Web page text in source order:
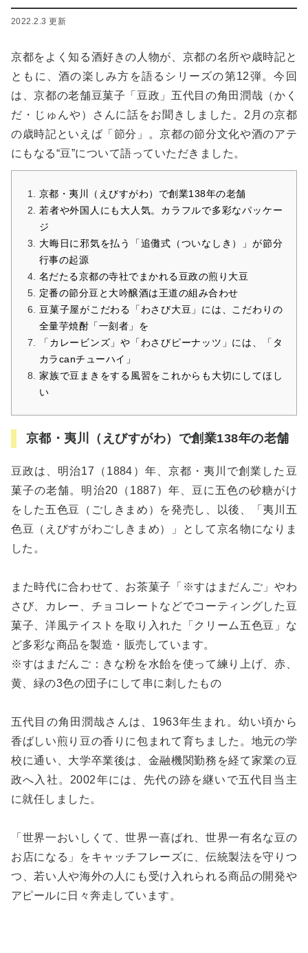
2022.2.3 更新
京都をよく知る酒好きの人物が、京都の名所や歳時記と
ともに、酒の楽しみ方を語るシリーズの第12弾。今回
は、京都の老舗豆菓子「豆政」五代目の角田潤哉（かく
だ・じゅんや）さんに話をお聞きしました。2月の京都
の歳時記といえば「節分」。京都の節分文化や酒のアテ
にもなる“豆”について語っていただきました。
京都・夷川（えびすがわ）で創業138年の老舗
若者や外国人にも大人気。カラフルで多彩なパッケー
ジ
大晦日に邪気を払う「追儺式（ついなしき）」が節分
行事の起源
名だたる京都の寺社でまかれる豆政の煎り大豆
定番の節分豆と大吟醸酒は王道の組み合わせ
豆菓子屋がこだわる「わさび大豆」には、こだわりの
全量芋焼酎「一刻者」を
「カレービンズ」や「わさびピーナッツ」には、「タ
カラcanチューハイ」
家族で豆まきをする風習をこれからも大切にしてほし
い
京都・夷川（えびすがわ）で創業138年の老舗
豆政は、明治17（1884）年、京都・夷川で創業した豆
菓子の老舗。明治20（1887）年、豆に五色の砂糖がけ
をした五色豆（ごしきまめ）を発売し、以後、「夷川五
色豆（えびすがわごしきまめ）」として京名物になりま
した。
また時代に合わせて、お茶菓子「※すはまだんご」やわ
さび、カレー、チョコレートなどでコーティングした豆
菓子、洋風テイストを取り入れた「クリーム五色豆」な
ど多彩な商品を製造・販売しています。
※すはまだんご：きな粉を水飴を使って練り上げ、赤、
黄、緑の3色の団子にして串に刺したもの
五代目の角田潤哉さんは、1963年生まれ。幼い頃から
香ばしい煎り豆の香りに包まれて育ちました。地元の学
校に通い、大学卒業後は、金融機関勤務を経て家業の豆
政へ入社。2002年には、先代の跡を継いで五代目当主
に就任しました。
「世界一おいしくて、世界一喜ばれ、世界一有名な豆の
お店になる」をキャッチフレーズに、伝統製法を守りつ
つ、若い人や海外の人にも受け入れられる商品の開発や
アピールに日々奔走しています。